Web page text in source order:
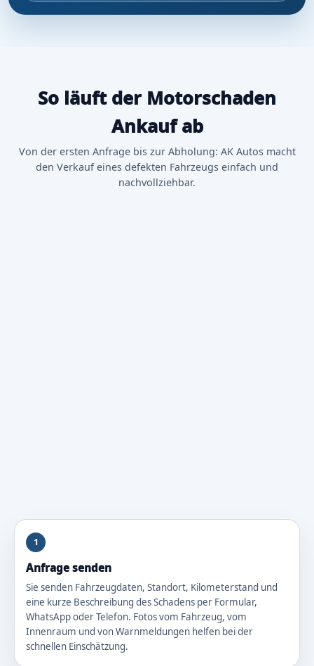
So läuft der Motorschaden
Ankauf ab
Von der ersten Anfrage bis zur Abholung: AK Autos macht
den Verkauf eines defekten Fahrzeugs einfach und
nachvollziehbar.
1
Anfrage senden
Sie senden Fahrzeugdaten, Standort, Kilometerstand und
eine kurze Beschreibung des Schadens per Formular,
WhatsApp oder Telefon. Fotos vom Fahrzeug, vom
Innenraum und von Warnmeldungen helfen bei der
schnellen Einschätzung.